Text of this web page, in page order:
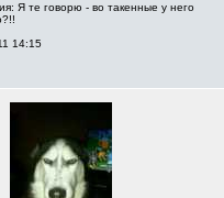
Я те говорю - во такенные у него
14:15